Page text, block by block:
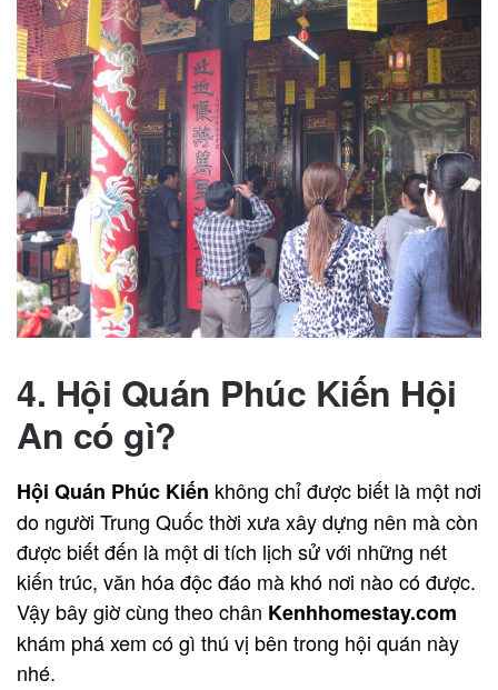
4. Hội Quán Phúc Kiến Hội
An có gì?
Hội Quán Phúc Kiến không chỉ được biết là một nơi
do người Trung Quốc thời xưa xây dựng nên mà còn
được biết đến là một di tích lịch sử với những nét
kiến trúc, văn hóa độc đáo mà khó nơi nào có được.
Vậy bây giờ cùng theo chân Kenhhomestay.com
khám phá xem có gì thú vị bên trong hội quán này
nhé.